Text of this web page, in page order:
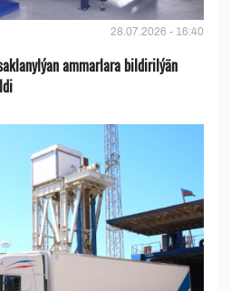
28.07.2026 - 16:40
ammarlara bildirilýän